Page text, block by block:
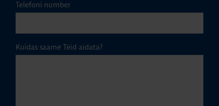
Telefoni number
Kuidas saame Teid aidata?